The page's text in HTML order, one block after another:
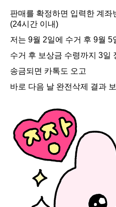
판매를 확정하면 입력한 계
(24시간 이내)
저는 9월 2일에 수거 후 9월 5
수거 후 보상금 수령까지 3일
송금되면 카톡도 오고
바로 다음 날 완전삭제 결과